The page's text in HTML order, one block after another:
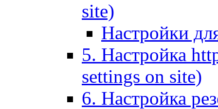
site)
Настройки
5. Настройка
settings on site)
6. Настройка